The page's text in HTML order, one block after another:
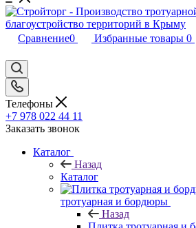
Сравнение0 Избранные товары 0
Телефоны
+7 978 022 44 11
Заказать звонок
Каталог
Назад
Каталог
тротуарная и бордюры
Назад